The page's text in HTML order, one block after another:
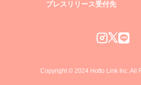
プレスリリース受付先
Copyright © 2024 Hotto Link Inc. All